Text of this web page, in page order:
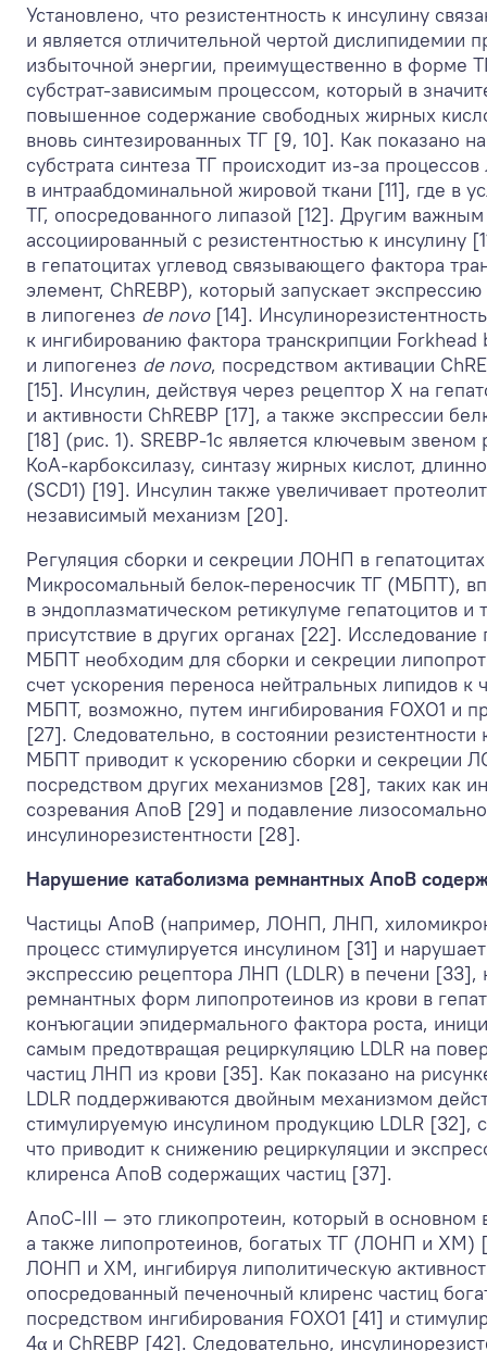
Установлено, что резистентность к инсулину
и является отличительной чертой
избыточной энергии, преимущественно в форме
субстрат-зависимым процессом, который в
повышенное содержание свободных жирных
вновь синтезированных ТГ [9, 10]. Как показано
субстрата синтеза ТГ происходит из-за
в интраабдоминальной жировой ткани [11], где в
ТГ, опосредованного липазой [12]. Другим
ассоциированный с резистентностью к инсулину
в гепатоцитах углевод связывающего фактора
элемент, ChREBP), который запускает
в липогенез de novo[14].
к ингибированию фактора транскрипции
и липогенез de novo, посредством активации
[15]. Инсулин, действуя через рецептор X на
и активности ChREBP [17], а также экспрессии
[18] (рис. 1). SREBP-1c является ключевым
КоА-карбоксилазу, синтазу жирных кислот,
(SCD1) [19]. Инсулин также увеличивает
независимый механизм [20].
Регуляция сборки и секреции ЛОНП в
Микросомальный белок-переносчик ТГ (МБПТ),
в эндоплазматическом ретикулуме гепатоцитов
присутствие в других органах [22].
МБПТ необходим для сборки и секреции
счет ускорения переноса нейтральных липидов
МБПТ, возможно, путем ингибирования FOXO1 и
[27]. Следовательно, в состоянии
МБПТ приводит к ускорению сборки и секреции
посредством других механизмов [28], таких как
созревания AпoB [29] и подавление
инсулинорезистентности [28].
Нарушение катаболизма ремнантных AпoB
Частицы AпoB (например, ЛОНП, ЛНП,
процесс стимулируется инсулином [31] и
экспрессию рецептора ЛНП (LDLR) в печени [33],
ремнантных форм липопротеинов из крови в
конъюгации эпидермального фактора роста,
самым предотвращая рециркуляцию LDLR на
частиц ЛНП из крови [35]. Как показано на
LDLR поддерживаются двойным механизмом
стимулируемую инсулином продукцию LDLR [32],
что приводит к снижению рециркуляции и
клиренса AпoB содержащих частиц [37].
АпoC-III — это гликопротеин, который в
а также липопротеинов, богатых ТГ (ЛОНП и ХМ)
ЛОНП и ХМ, ингибируя липолитическую
опосредованный печеночный клиренс частиц
посредством ингибирования FOXO1 [41] и
4α и ChREBP [42]. Следовательно,